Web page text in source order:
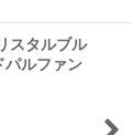
スタルブル
パルファン